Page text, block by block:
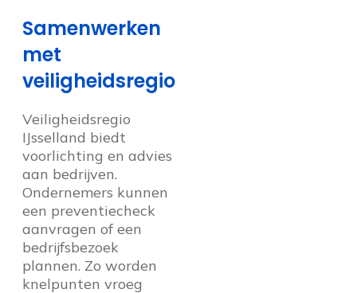
Samenwerken
met
veiligheidsregio
Veiligheidsregio
IJsselland biedt
voorlichting en advies
aan bedrijven.
Ondernemers kunnen
een preventiecheck
aanvragen of een
bedrijfsbezoek
plannen. Zo worden
knelpunten vroeg